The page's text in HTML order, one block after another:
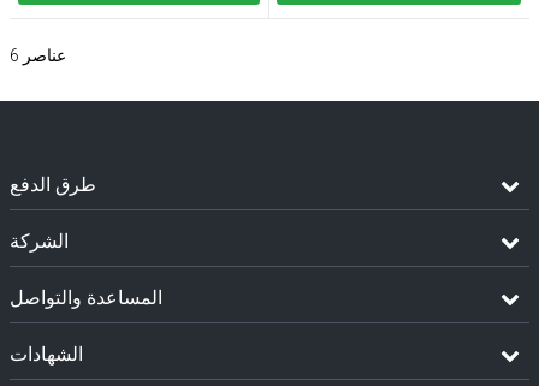
6 عناصر
طرق الدفع
الشركة
المساعدة والتواصل
الشهادات